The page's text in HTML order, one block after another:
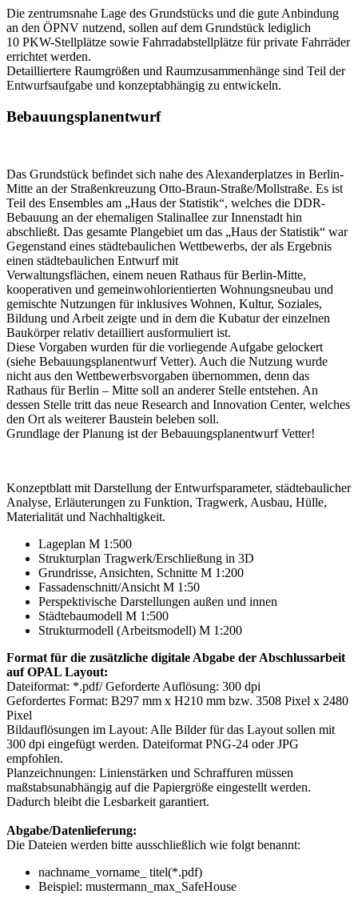
Die zentrumsnahe Lage des Grundstücks und die gute Anbindung
an den ÖPNV nutzend, sollen auf dem Grundstück lediglich
10 PKW-Stellplätze sowie Fahrradabstellplätze für private Fahrräder
errichtet werden.
Detailliertere Raumgrößen und Raumzusammenhänge sind Teil der
Entwurfsaufgabe und konzeptabhängig zu entwickeln.
Bebauungsplanentwurf
Das Grundstück befindet sich nahe des Alexanderplatzes in Berlin-
Mitte an der Straßenkreuzung Otto-Braun-Straße/Mollstraße. Es ist
Teil des Ensembles am „Haus der Statistik“, welches die DDR-
Bebauung an der ehemaligen Stalinallee zur Innenstadt hin
abschließt. Das gesamte Plangebiet um das „Haus der Statistik“ war
Gegenstand eines städtebaulichen Wettbewerbs, der als Ergebnis
einen städtebaulichen Entwurf mit
Verwaltungsflächen, einem neuen Rathaus für Berlin-Mitte,
kooperativen und gemeinwohlorientierten Wohnungsneubau und
gemischte Nutzungen für inklusives Wohnen, Kultur, Soziales,
Bildung und Arbeit zeigte und in dem die Kubatur der einzelnen
Baukörper relativ detailliert ausformuliert ist.
Diese Vorgaben wurden für die vorliegende Aufgabe gelockert
(siehe Bebauungsplanentwurf Vetter). Auch die Nutzung wurde
nicht aus den Wettbewerbsvorgaben übernommen, denn das
Rathaus für Berlin – Mitte soll an anderer Stelle entstehen. An
dessen Stelle tritt das neue Research and Innovation Center, welches
den Ort als weiterer Baustein beleben soll.
Grundlage der Planung ist der Bebauungsplanentwurf Vetter!
Konzeptblatt mit Darstellung der Entwurfsparameter, städtebaulicher
Analyse, Erläuterungen zu Funktion, Tragwerk, Ausbau, Hülle,
Materialität und Nachhaltigkeit.
Lageplan M 1:500
Strukturplan Tragwerk/Erschließung in 3D
Grundrisse, Ansichten, Schnitte M 1:200
Fassadenschnitt/Ansicht M 1:50
Perspektivische Darstellungen außen und innen
Städtebaumodell M 1:500
Strukturmodell (Arbeitsmodell) M 1:200
Format für die zusätzliche digitale Abgabe der Abschlussarbeit
auf OPAL Layout:
Dateiformat: *.pdf/ Geforderte Auflösung: 300 dpi
Gefordertes Format: B297 mm x H210 mm bzw. 3508 Pixel x 2480
Pixel
Bildauflösungen im Layout: Alle Bilder für das Layout sollen mit
300 dpi eingefügt werden. Dateiformat PNG-24 oder JPG
empfohlen.
Planzeichnungen: Linienstärken und Schraffuren müssen
maßstabsunabhängig auf die Papiergröße eingestellt werden.
Dadurch bleibt die Lesbarkeit garantiert.
Abgabe/Datenlieferung:
Die Dateien werden bitte ausschließlich wie folgt benannt:
nachname_vorname_ titel(*.pdf)
Beispiel: mustermann_max_SafeHouse